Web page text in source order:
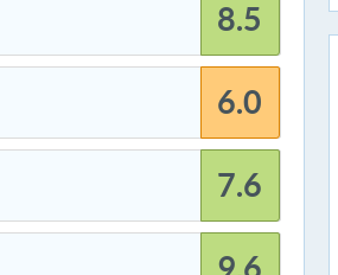
8.5
6.0
7.6
9.6